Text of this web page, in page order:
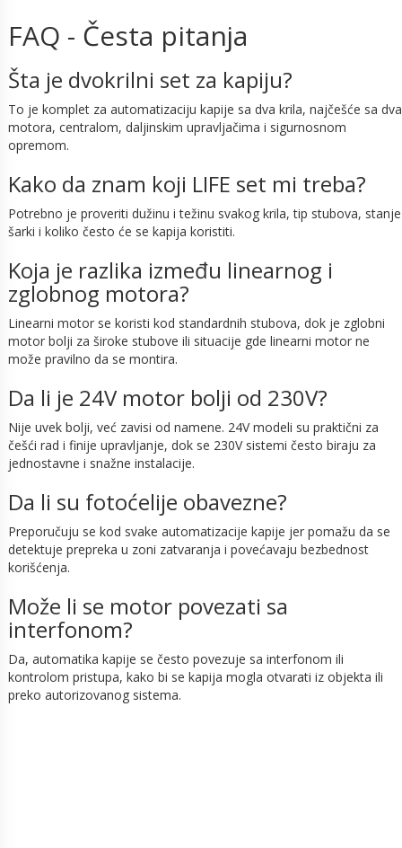
FAQ - Česta pitanja
Šta je dvokrilni set za kapiju?
To je komplet za automatizaciju kapije sa dva krila, najčešće sa dva
motora, centralom, daljinskim upravljačima i sigurnosnom
opremom.
Kako da znam koji LIFE set mi treba?
Potrebno je proveriti dužinu i težinu svakog krila, tip stubova, stanje
šarki i koliko često će se kapija koristiti.
Koja je razlika između linearnog i
zglobnog motora?
Linearni motor se koristi kod standardnih stubova, dok je zglobni
motor bolji za široke stubove ili situacije gde linearni motor ne
može pravilno da se montira.
Da li je 24V motor bolji od 230V?
Nije uvek bolji, već zavisi od namene. 24V modeli su praktični za
češći rad i finije upravljanje, dok se 230V sistemi često biraju za
jednostavne i snažne instalacije.
Da li su fotoćelije obavezne?
Preporučuju se kod svake automatizacije kapije jer pomažu da se
detektuje prepreka u zoni zatvaranja i povećavaju bezbednost
korišćenja.
Može li se motor povezati sa
interfonom?
Da, automatika kapije se često povezuje sa interfonom ili
kontrolom pristupa, kako bi se kapija mogla otvarati iz objekta ili
preko autorizovanog sistema.